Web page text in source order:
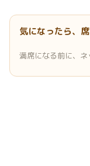
気になったら、
満席になる前に、ネ